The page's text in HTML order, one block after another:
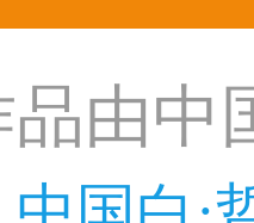
由中